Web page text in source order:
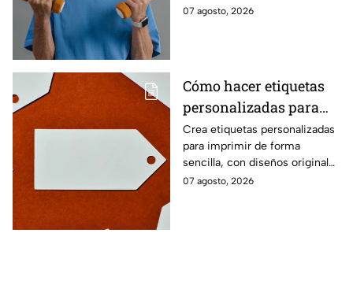
recuperar fuerza, movilidad y
07 agosto, 2026
Cómo hacer etiquetas
personalizadas para
imprimir
Crea etiquetas personalizadas
para imprimir de forma
sencilla, con diseños originales
y detalles adaptados a tus
07 agosto, 2026